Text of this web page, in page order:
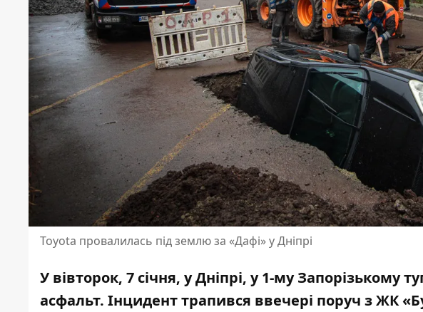
Toyota провалилась під землю за «Дафі» у Дніпрі
У вівторок, 7 січня, у Дніпрі, у 1-му Запорізькому
асфальт. Інцидент трапився ввечері поруч з ЖК